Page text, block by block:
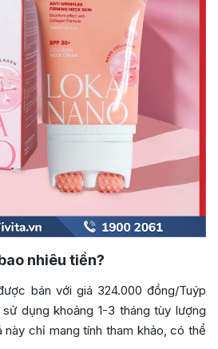
nhiêu tiền?
bán với giá 324.000 đồng/Tuýp
dụng khoảng 1-3 tháng tùy lượng
chỉ mang tính tham khảo, có thể